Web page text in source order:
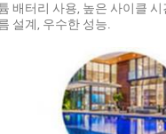
배터리 사용, 높은 사이클 시
설계, 우수한 성능.